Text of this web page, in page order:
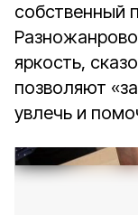
собственный
яркость,
позволяют
увлечь и